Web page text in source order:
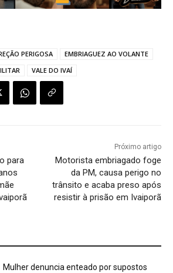
PERIGOSA
EMBRIAGUEZ AO VOLANTE
VALE DO IVAÍ
para
Próximo artigo
Motorista embriagado foge
da PM, causa perigo no
trânsito e acaba preso após
resistir à prisão em Ivaiporã
Mulher denuncia enteado por supostos